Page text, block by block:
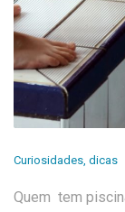
Curiosidades, dicas
Quem tem